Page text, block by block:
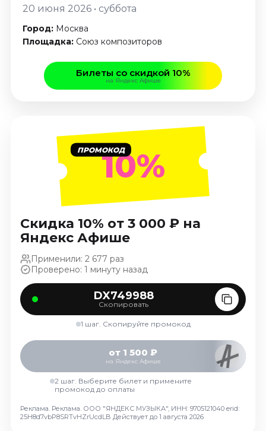
Январь 2027
Стендап
Август 2026
Сентябрь 2026
Октябрь 2026
Август 2026
Сентябрь 2026
Октябрь 2026
Декабрь 2026
Экскурсии
Сентябрь 2026
Октябрь 2026
Спорт
Август 2026
Октябрь 2026
События
Август 2026
Сентябрь 2026
Октябрь 2026
20 июня 2026 • суббота
Город: Москва
Площадка: Союз композиторов
Билеты со скидкой 10%
на Яндекс Афише
ПРОМОКОД10%
Скидка 10% от 3 000 ₽ на
Яндекс Афише
Применили: 2 677 раз
Проверено: 1 минуту назад
DX749988
Скопировать
1 шаг. Скопируйте промокод
от 1 500 ₽
на Яндекс Афише
2 шаг. Выберите билет и примените
промокод до оплаты
Реклама. Реклама. ООО "ЯНДЕКС МУЗЫКА", ИНН: 9705121040 erid:
25H8d7vbP8SRTvHZrUcdLB Действует до 1 августа 2026